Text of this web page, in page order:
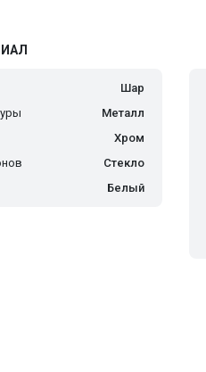
Шар
Металл
Хром
Стекло
Белый